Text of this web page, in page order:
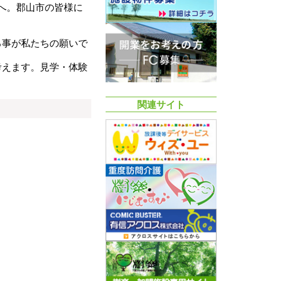
。郡山市の皆様に
が私たちの願いで
ます。見学・体験
関連サイト